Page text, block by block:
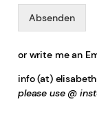
Absenden
or write me an
info (at)
please use @